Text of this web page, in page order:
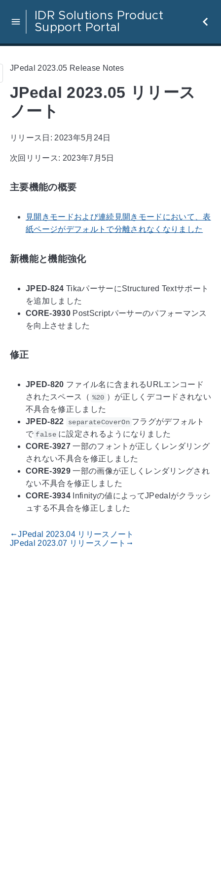
IDR Solutions Product
Support Portal
JPedal 2023.05 Release Notes
JPedal 2023.05 リリース
ノート
リリース日: 2023年5月24日
次回リリース: 2023年7月5日
主要機能の概要
見開きモードおよび連続見開きモードにおいて、表
紙ページがデフォルトで分離されなくなりました
新機能と機能強化
JPED-824 TikaパーサーにStructured Textサポート
を追加しました
CORE-3930PostScriptパーサーのパフォーマンス
を向上させました
修正
JPED-820 ファイル名に含まれるURLエンコード
されたスペース（ %20 ）が正しくデコードされない
不具合を修正しました
JPED-822
separateCoverOn フラグがデフォルト
で false に設定されるようになりました
CORE-3927一部のフォントが正しくレンダリング
されない不具合を修正しました
CORE-3929一部の画像が正しくレンダリングされ
ない不具合を修正しました
CORE-3934Infinityの値によってJPedalがクラッシ
ュする不具合を修正しました
gdoc_arrow_left_altJPedal 2023.04 リリースノート
JPedal 2023.07 リリースノート gdoc_arrow_right_alt